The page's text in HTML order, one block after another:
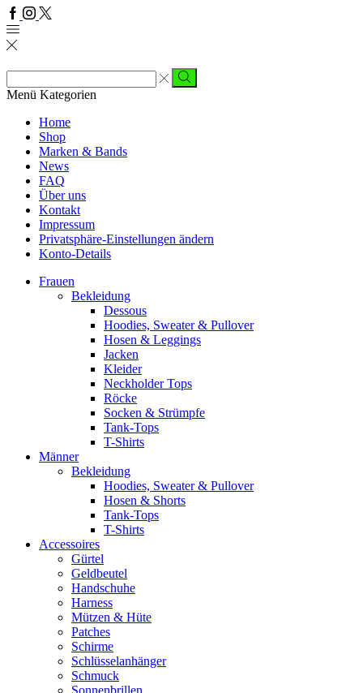
Facebook
Instagram
Twitter
Sucheingabe
Suche
Menü Kategorien
Home
Shop
Marken & Bands
News
FAQ
Über uns
Kontakt
Impressum
Privatsphäre-Einstellungen ändern
Konto-Details
Frauen
Bekleidung
Dessous
Hoodies, Sweater & Pullover
Hosen & Leggings
Jacken
Kleider
Neckholder Tops
Röcke
Socken & Strümpfe
Tank-Tops
T-Shirts
Männer
Bekleidung
Hoodies, Sweater & Pullover
Hosen & Shorts
Tank-Tops
T-Shirts
Accessoires
Gürtel
Geldbeutel
Handschuhe
Harness
Mützen & Hüte
Patches
Schirme
Schlüsselanhänger
Schmuck
Sonnenbrillen